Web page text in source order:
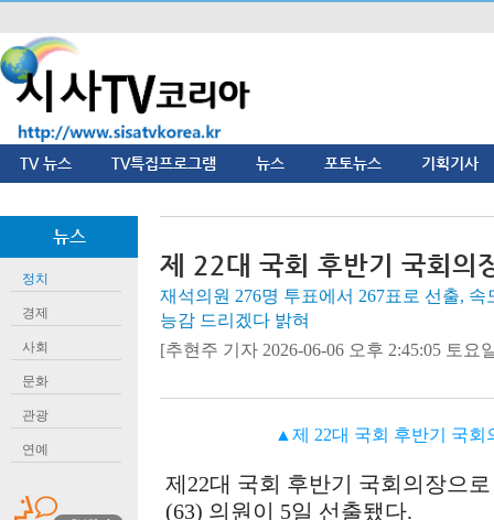
TV 뉴스 TV특집프로그램 뉴스 포토뉴스 기획기사
뉴스
정치
경제
사회
문화
관광
연예
제 22대 국회 후반기 국회의
재석의원 276명 투표에서 267표로 선출,
능감 드리겠다 밝혀
[추현주 기자 2026-06-06 오후 2:45:05 토요
▲제 22대 국회 후반기 국회
제 22대 국회 후반기 국회의장으
(63) 의원이 5일 선출됐다.